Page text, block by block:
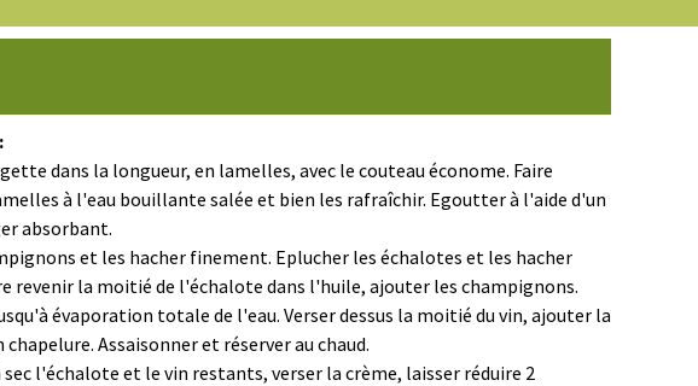
dans la longueur, en lamelles, avec le couteau économe. Faire
à l'eau bouillante salée et bien les rafraîchir. Egoutter à l'aide d'un
absorbant.
et les hacher finement. Eplucher les échalotes et les hacher
revenir la moitié de l'échalote dans l'huile, ajouter les champignons.
évaporation totale de l'eau. Verser dessus la moitié du vin, ajouter la
chapelure. Assaisonner et réserver au chaud.
sec l'échalote et le vin restants, verser la crème, laisser réduire 2